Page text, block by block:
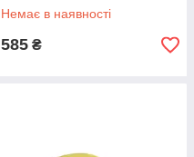
Немає в наявності
585 ₴